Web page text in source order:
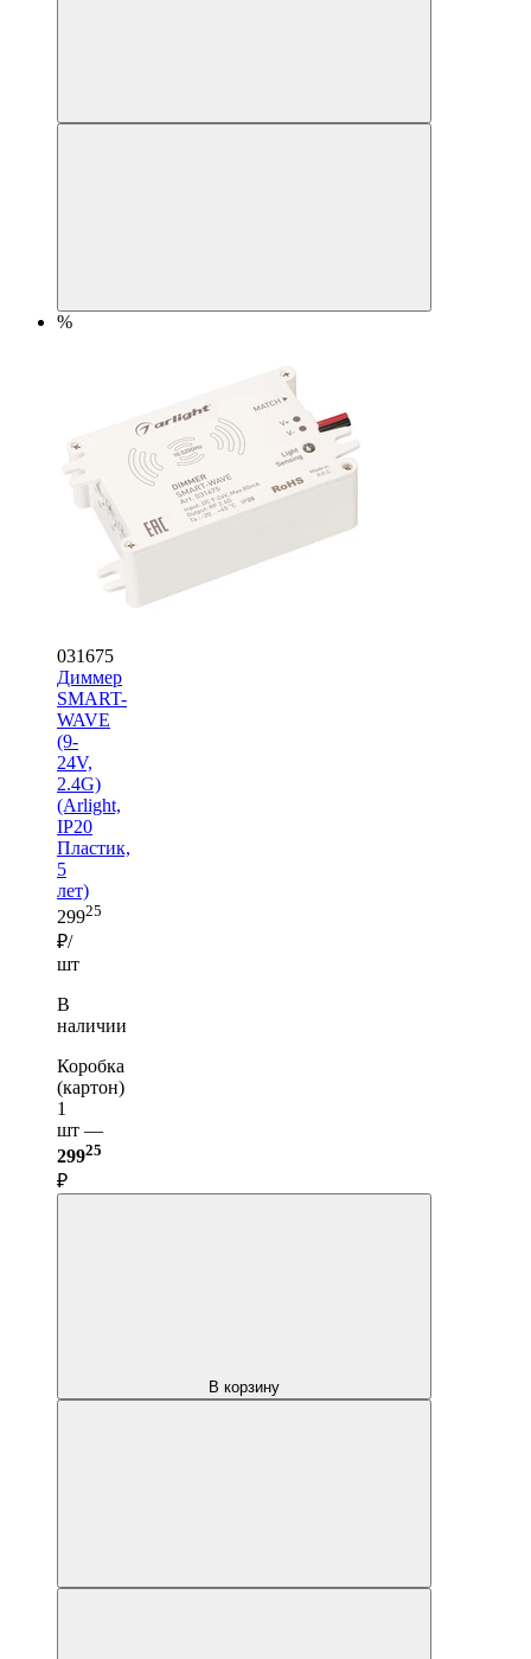
%
031675
Диммер
SMART-
WAVE
(9-
24V,
2.4G)
(Arlight,
IP20
Пластик,
5
лет)
29925
₽/
шт
В
наличии
Коробка
(картон)
1
шт —
29925
₽
В корзину